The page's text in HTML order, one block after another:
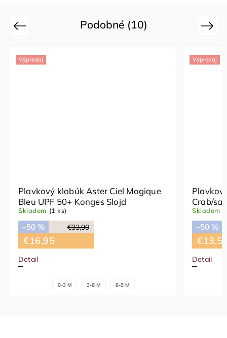
Podobné (10)
Previous
Výpredaj
Plavkový klobúk Aster Ciel Magique
Bleu UPF 50+ Konges Slojd
Skladom (1 ks)
€33,90
–50 %
€16,95
Detail
0-3 M 3-6 M 6-9 M
Výpredaj
Crab/
Skladom
–50 %
Detail
Next